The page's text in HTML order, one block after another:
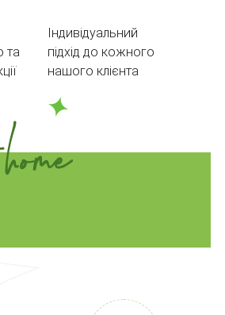
та
Індивідуальний
підхід до кожного
нашого клієнта